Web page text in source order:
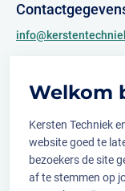
Welkom
Kersten Techniek
website goed te
bezoekers de site
af te stemmen op
Archimedesweg 2
Volg ons op